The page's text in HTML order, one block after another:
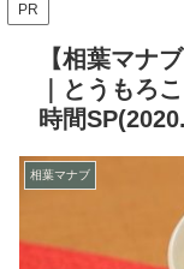
PR
【相葉マナ
｜とうもろ
時間
相葉マナブ